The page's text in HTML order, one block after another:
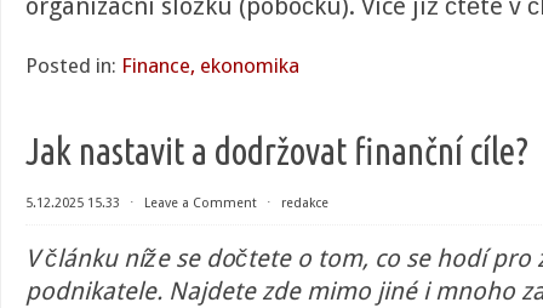
organizační složku (pobočku). Více již čtěte v
Posted in: Finance, ekonomika
Jak nastavit a dodržovat finanční cíle?
5.12.2025 15.33 ⋅ Leave a Comment ⋅ redakce
V článku níže se dočtete o tom, co se hodí pro
podnikatele. Najdete zde mimo jiné i mnoho